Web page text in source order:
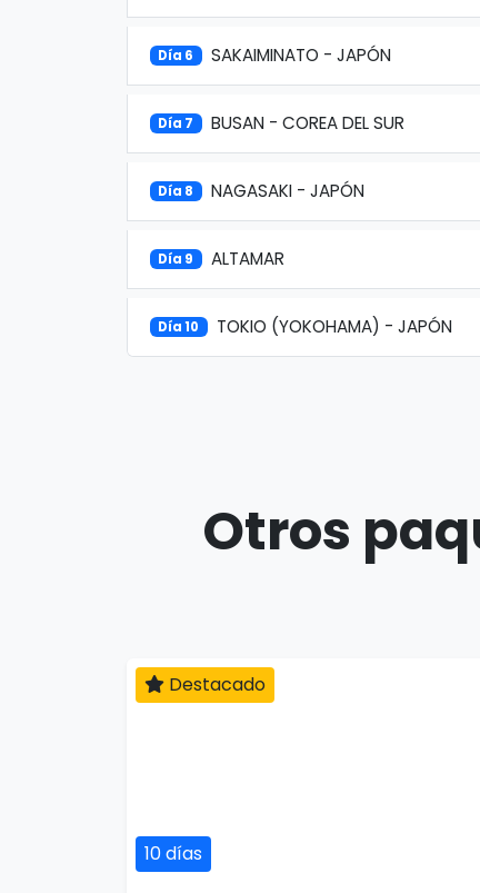
Día 6 SAKAIMINATO - JAPÓN
Día 7 BUSAN - COREA DEL SUR
Día 8 NAGASAKI - JAPÓN
Día 9 ALTAMAR
Día 10 TOKIO (YOKOHAMA) - JAPÓN
Otros
10 días
Destacado